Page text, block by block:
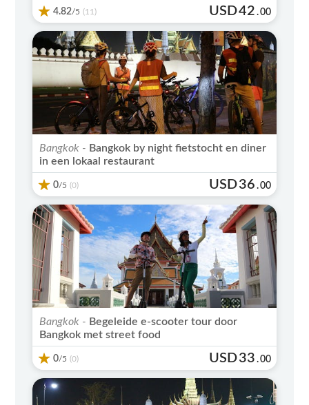
4.82/5 (11) USD42 .00
Bangkok - Bangkok by night fietstocht en diner
in een lokaal restaurant
0/5 (0) USD36 .00
Bangkok - Begeleide e-scooter tour door
Bangkok met street food
0/5 (0) USD33 .00